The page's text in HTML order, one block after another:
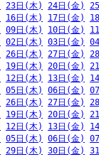
23日(木) 24日(金)
16日(木) 17日(金)
09日(木) 10日(金)
02日(木) 03日(金)
26日(木) 27日(金)
19日(木) 20日(金)
12日(木) 13日(金)
05日(木) 06日(金)
26日(木) 27日(金)
19日(木) 20日(金)
12日(木) 13日(金)
05日(木) 06日(金)
29日(木) 30日(金)